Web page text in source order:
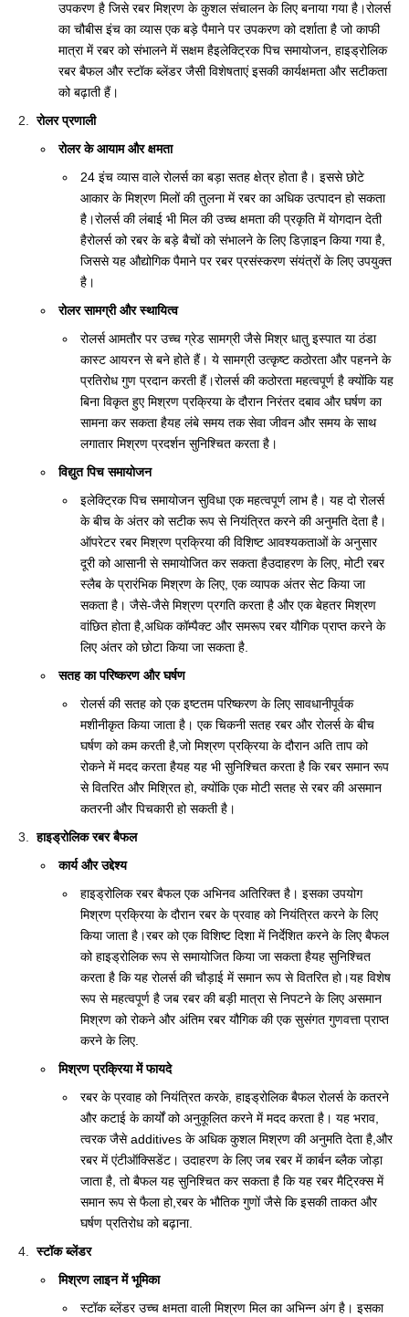
उपकरण है जिसे रबर मिश्रण के कुशल संचालन के लिए बनाया गया है।रोलर्स
का चौबीस इंच का व्यास एक बड़े पैमाने पर उपकरण को दर्शाता है जो काफी
मात्रा में रबर को संभालने में सक्षम हैइलेक्ट्रिक पिच समायोजन, हाइड्रोलिक
रबर बैफल और स्टॉक ब्लेंडर जैसी विशेषताएं इसकी कार्यक्षमता और सटीकता
को बढ़ाती हैं।
रोलर प्रणाली
रोलर के आयाम और क्षमता
24 इंच व्यास वाले रोलर्स का बड़ा सतह क्षेत्र होता है। इससे छोटे
आकार के मिश्रण मिलों की तुलना में रबर का अधिक उत्पादन हो सकता
है।रोलर्स की लंबाई भी मिल की उच्च क्षमता की प्रकृति में योगदान देती
हैरोलर्स को रबर के बड़े बैचों को संभालने के लिए डिज़ाइन किया गया है,
जिससे यह औद्योगिक पैमाने पर रबर प्रसंस्करण संयंत्रों के लिए उपयुक्त
है।
रोलर सामग्री और स्थायित्व
रोलर्स आमतौर पर उच्च ग्रेड सामग्री जैसे मिश्र धातु इस्पात या ठंडा
कास्ट आयरन से बने होते हैं। ये सामग्री उत्कृष्ट कठोरता और पहनने के
प्रतिरोध गुण प्रदान करती हैं।रोलर्स की कठोरता महत्वपूर्ण है क्योंकि यह
बिना विकृत हुए मिश्रण प्रक्रिया के दौरान निरंतर दबाव और घर्षण का
सामना कर सकता हैयह लंबे समय तक सेवा जीवन और समय के साथ
लगातार मिश्रण प्रदर्शन सुनिश्चित करता है।
विद्युत पिच समायोजन
इलेक्ट्रिक पिच समायोजन सुविधा एक महत्वपूर्ण लाभ है। यह दो रोलर्स
के बीच के अंतर को सटीक रूप से नियंत्रित करने की अनुमति देता है।
ऑपरेटर रबर मिश्रण प्रक्रिया की विशिष्ट आवश्यकताओं के अनुसार
दूरी को आसानी से समायोजित कर सकता हैउदाहरण के लिए, मोटी रबर
स्लैब के प्रारंभिक मिश्रण के लिए, एक व्यापक अंतर सेट किया जा
सकता है। जैसे-जैसे मिश्रण प्रगति करता है और एक बेहतर मिश्रण
वांछित होता है,अधिक कॉम्पैक्ट और समरूप रबर यौगिक प्राप्त करने के
लिए अंतर को छोटा किया जा सकता है.
सतह का परिष्करण और घर्षण
रोलर्स की सतह को एक इष्टतम परिष्करण के लिए सावधानीपूर्वक
मशीनीकृत किया जाता है। एक चिकनी सतह रबर और रोलर्स के बीच
घर्षण को कम करती है,जो मिश्रण प्रक्रिया के दौरान अति ताप को
रोकने में मदद करता हैयह यह भी सुनिश्चित करता है कि रबर समान रूप
से वितरित और मिश्रित हो, क्योंकि एक मोटी सतह से रबर की असमान
कतरनी और पिचकारी हो सकती है।
हाइड्रोलिक रबर बैफल
कार्य और उद्देश्य
हाइड्रोलिक रबर बैफल एक अभिनव अतिरिक्त है। इसका उपयोग
मिश्रण प्रक्रिया के दौरान रबर के प्रवाह को नियंत्रित करने के लिए
किया जाता है।रबर को एक विशिष्ट दिशा में निर्देशित करने के लिए बैफल
को हाइड्रोलिक रूप से समायोजित किया जा सकता हैयह सुनिश्चित
करता है कि यह रोलर्स की चौड़ाई में समान रूप से वितरित हो।यह विशेष
रूप से महत्वपूर्ण है जब रबर की बड़ी मात्रा से निपटने के लिए असमान
मिश्रण को रोकने और अंतिम रबर यौगिक की एक सुसंगत गुणवत्ता प्राप्त
करने के लिए.
मिश्रण प्रक्रिया में फायदे
रबर के प्रवाह को नियंत्रित करके, हाइड्रोलिक बैफल रोलर्स के कतरने
और कटाई के कार्यों को अनुकूलित करने में मदद करता है। यह भराव,
त्वरक जैसे additives के अधिक कुशल मिश्रण की अनुमति देता है,और
रबर में एंटीऑक्सिडेंट। उदाहरण के लिए जब रबर में कार्बन ब्लैक जोड़ा
जाता है, तो बैफल यह सुनिश्चित कर सकता है कि यह रबर मैट्रिक्स में
समान रूप से फैला हो,रबर के भौतिक गुणों जैसे कि इसकी ताकत और
घर्षण प्रतिरोध को बढ़ाना.
स्टॉक ब्लेंडर
मिश्रण लाइन में भूमिका
स्टॉक ब्लेंडर उच्च क्षमता वाली मिश्रण मिल का अभिन्न अंग है। इसका